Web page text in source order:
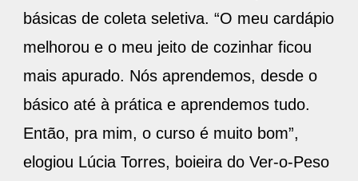
básicas de coleta seletiva. “O meu cardápio
melhorou e o meu jeito de cozinhar ficou
mais apurado. Nós aprendemos, desde o
básico até à prática e aprendemos tudo.
Então, pra mim, o curso é muito bom”,
elogiou Lúcia Torres, boieira do Ver-o-Peso